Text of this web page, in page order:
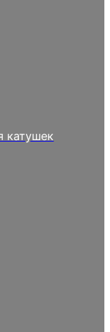
катушек